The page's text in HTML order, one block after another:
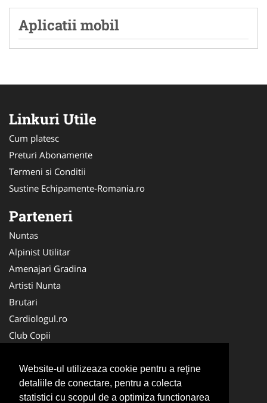
Website-ul utilizeaza cookie pentru a reţine
detaliile de conectare, pentru a colecta
statistici cu scopul de a optimiza functionarea
Aplicatii mobil
Linkuri Utile
Cum platesc
Preturi Abonamente
Termeni si Conditii
Sustine Echipamente-Romania.ro
Parteneri
Nuntas
Alpinist Utilitar
Amenajari Gradina
Artisti Nunta
Brutari
Cardiologul.ro
Club Copii
Ambalaje Romania
Cabinet-Individual.ro